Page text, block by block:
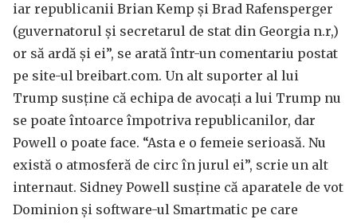
iar republicanii Brian Kemp și Brad Rafensperger
(guvernatorul și secretarul de stat din Georgia n.r,)
or să ardă și ei”, se arată într-un comentariu postat
pe site-ul breibart.com. Un alt suporter al lui
Trump susține că echipa de avocați a lui Trump nu
se poate întoarce împotriva republicanilor, dar
Powell o poate face. “Asta e o femeie serioasă. Nu
există o atmosferă de circ în jurul ei”, scrie un alt
internaut. Sidney Powell susține că aparatele de vot
Dominion și software-ul Smartmatic pe care